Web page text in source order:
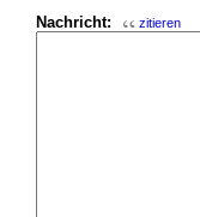
Nachricht: zitieren